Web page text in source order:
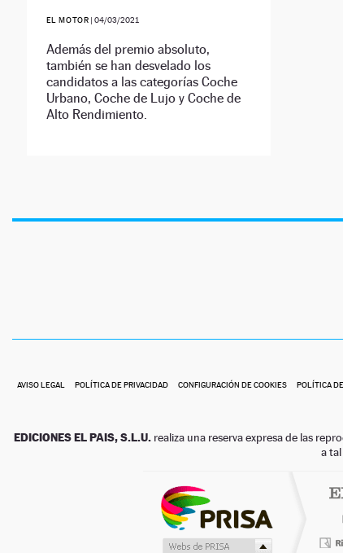
EL MOTOR |04/03/2021
Además del premio absoluto,
también se han desvelado los
candidatos a las categorías Coche
Urbano, Coche de Lujo y Coche de
Alto Rendimiento.
AVISO LEGAL POLÍTICA DE PRIVACIDAD CONFIGURACIÓN DE COOKIES POLÍTICA
EDICIONES EL PAIS, S.L.U. realiza una reserva expresa de las
a